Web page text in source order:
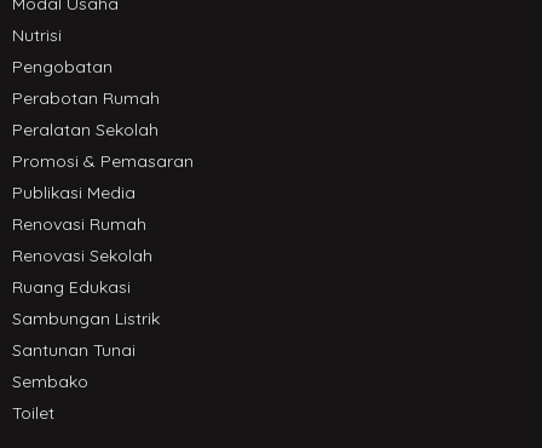
Nutrisi
Pengobatan
Perabotan Rumah
Peralatan Sekolah
Promosi & Pemasaran
Publikasi Media
Renovasi Rumah
Renovasi Sekolah
Ruang Edukasi
Sambungan Listrik
Santunan Tunai
Sembako
Toilet